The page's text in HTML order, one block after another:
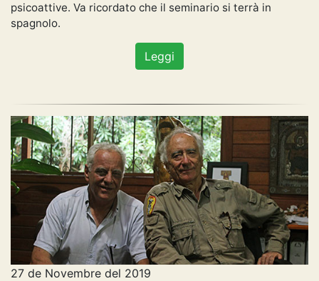
psicoattive. Va ricordato che il seminario si terrà in
spagnolo.
Leggi
27 de Novembre del 2019